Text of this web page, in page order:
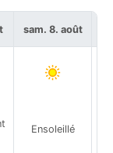
sam. 8. août
Ensoleillé